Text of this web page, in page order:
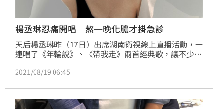
楊丞琳忍痛開唱 熬一晚化膿才掛急診
天后楊丞琳昨（17日）出席湖南衛視線上直播活動，一
連唱了《年輪說》、《帶我走》兩首經典歌，讓不少粉
讚楊丞琳實在唱的太好，更有粉絲因為這兩首歌被大大
的限時動態，《三立新聞網》記者詢問經紀人，也透露
並證實當晚楊丞琳是「抱病演出」。
2021/08/19 06:45